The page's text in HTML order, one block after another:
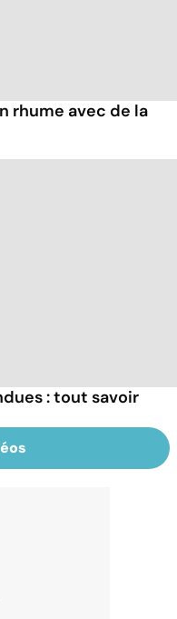
rhume avec de la
: tout savoir